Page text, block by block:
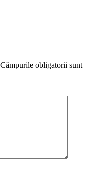
Câmpurile obligatorii sunt